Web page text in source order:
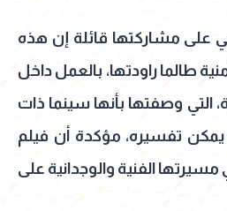
مشاركتها قائلة إن هذه
طالما راودتها، بالعمل داخل
التي وصفتها بأنها سينما ذات
تفسيره، مؤكدة أن فيلم
الفنية والوجدانية على